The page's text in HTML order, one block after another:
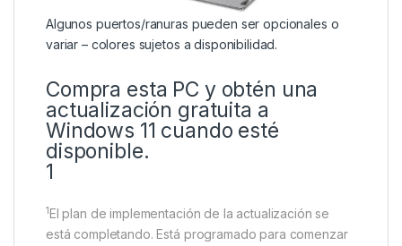
Algunos puertos/ranuras pueden ser opcionales o
variar – colores sujetos a disponibilidad.
Compra esta PC y obtén una
actualización gratuita a
Windows 11 cuando esté
disponible.
1
1El plan de implementación de la actualización se
está completando. Está programado para comenzar